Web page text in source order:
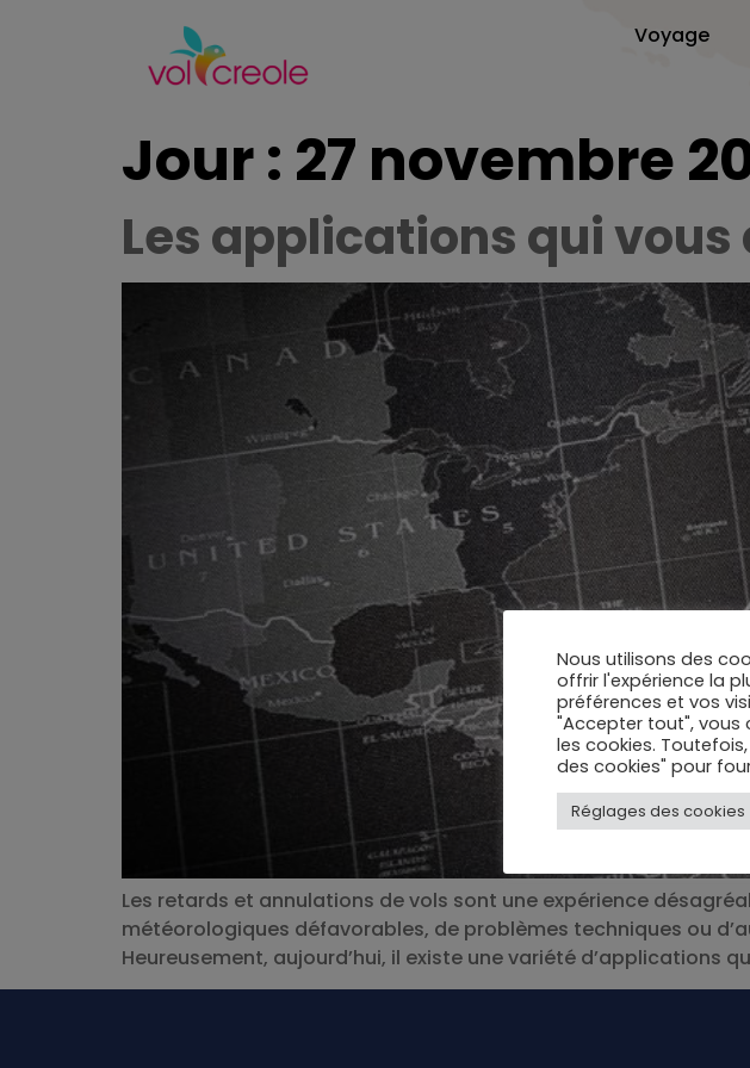
Voyage
Jour : 27 novembre
Les applications qui
Les retards et annulations de vols sont une expérience
météorologiques défavorables, de problèmes techniques ou
Heureusement, aujourd’hui, il existe une variété d’applications
Nous utilisons des
offrir l'expérience la
préférences et vos
"Accepter tout", vous
les cookies.
des cookies" pour
Réglages des cookies